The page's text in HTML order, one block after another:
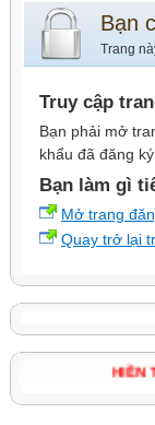
LẬP DÂN TỘC!
Bạn
Trang
Truy cập
Bạn phải mở
khẩu đã đăng
Bạn làm gì
Mở trang
Quay trở lại